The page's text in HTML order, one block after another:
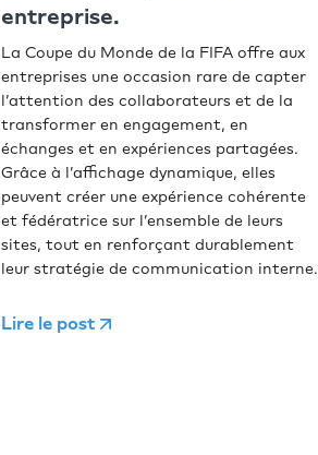
entreprise.
La Coupe du Monde de la FIFA offre aux
entreprises une occasion rare de capter
l’attention des collaborateurs et de la
transformer en engagement, en
échanges et en expériences partagées.
Grâce à l’affichage dynamique, elles
peuvent créer une expérience cohérente
et fédératrice sur l’ensemble de leurs
sites, tout en renforçant durablement
leur stratégie de communication interne.
Lire le post